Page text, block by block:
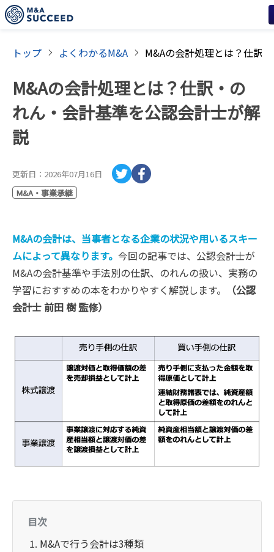
トップ よくわかるM&A
M&Aの会計処理とは？仕訳・の
れん・会計基準を公認会計士が解
説
更新日： 2026年07月16日
M&A・事業承継
M&Aの会計は、当事者となる企業の状況や用いるスキー
ムによって異なります。 今回の記事では、公認会計士が
M&Aの会計基準や手法別の仕訳、のれんの扱い、実務の
学習におすすめの本をわかりやすく解説します。
（公認
会計士 前田 樹 監修）
目次
M&Aで行う会計は3種類